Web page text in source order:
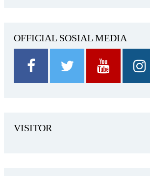
OFFICIAL SOSIAL MEDIA
VISITOR